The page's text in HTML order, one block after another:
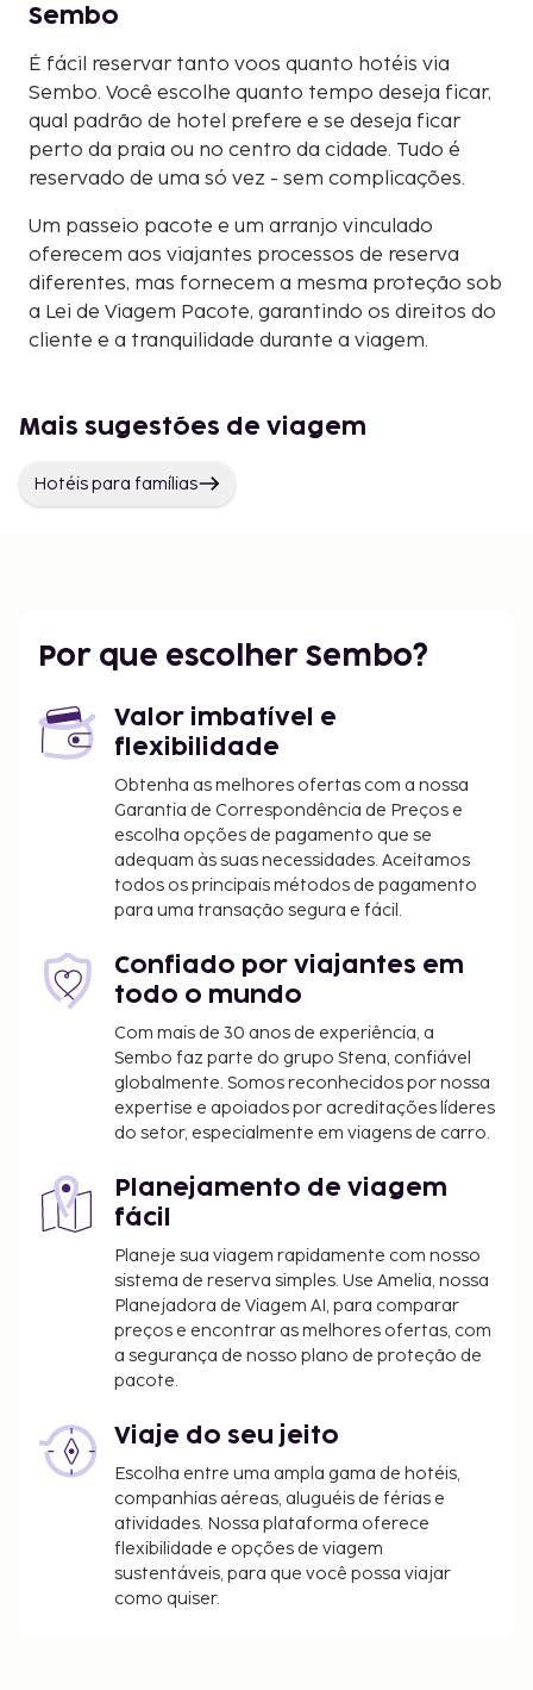
Sembo
É fácil reservar tanto voos quanto hotéis via
Sembo. Você escolhe quanto tempo deseja ficar,
qual padrão de hotel prefere e se deseja ficar
perto da praia ou no centro da cidade. Tudo é
reservado de uma só vez - sem complicações.
Um passeio pacote e um arranjo vinculado
oferecem aos viajantes processos de reserva
diferentes, mas fornecem a mesma proteção sob
a Lei de Viagem Pacote, garantindo os direitos do
cliente e a tranquilidade durante a viagem.
Mais sugestões de viagem
Hotéis para famílias
Por que escolher Sembo?
Valor imbatível e
flexibilidade
Obtenha as melhores ofertas com a nossa
Garantia de Correspondência de Preços e
escolha opções de pagamento que se
adequam às suas necessidades. Aceitamos
todos os principais métodos de pagamento
para uma transação segura e fácil.
Confiado por viajantes em
todo o mundo
Com mais de 30 anos de experiência, a
Sembo faz parte do grupo Stena, confiável
globalmente. Somos reconhecidos por nossa
expertise e apoiados por acreditações líderes
do setor, especialmente em viagens de carro.
Planejamento de viagem
fácil
Planeje sua viagem rapidamente com nosso
sistema de reserva simples. Use Amelia, nossa
Planejadora de Viagem AI, para comparar
preços e encontrar as melhores ofertas, com
a segurança de nosso plano de proteção de
pacote.
Viaje do seu jeito
Escolha entre uma ampla gama de hotéis,
companhias aéreas, aluguéis de férias e
atividades. Nossa plataforma oferece
flexibilidade e opções de viagem
sustentáveis, para que você possa viajar
como quiser.